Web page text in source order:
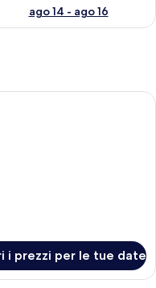
ago 14 - ago 16
camera d'albergo moderna
i prezzi per le tue date